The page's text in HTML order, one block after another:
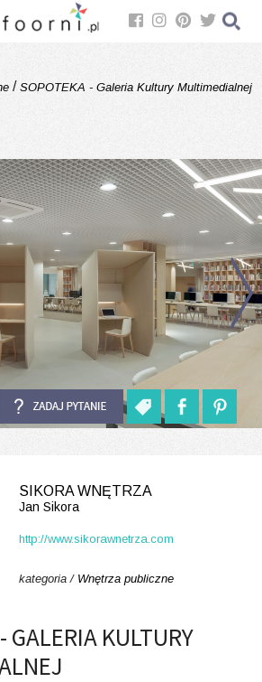
/ SOPOTEKA - Galeria Kultury Multimedialnej
SIKORA WNĘTRZA
Jan Sikora
http://www.sikorawnetrza.com
kategoria / Wnętrza publiczne
GALERIA KULTURY